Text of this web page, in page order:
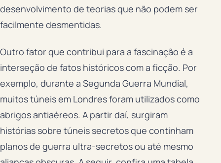
desenvolvimento de teorias que não podem ser
facilmente desmentidas.
Outro fator que contribui para a fascinação é a
interseção de fatos históricos com a ficção. Por
exemplo, durante a Segunda Guerra Mundial,
muitos túneis em Londres foram utilizados como
abrigos antiaéreos. A partir daí, surgiram
histórias sobre túneis secretos que continham
planos de guerra ultra-secretos ou até mesmo